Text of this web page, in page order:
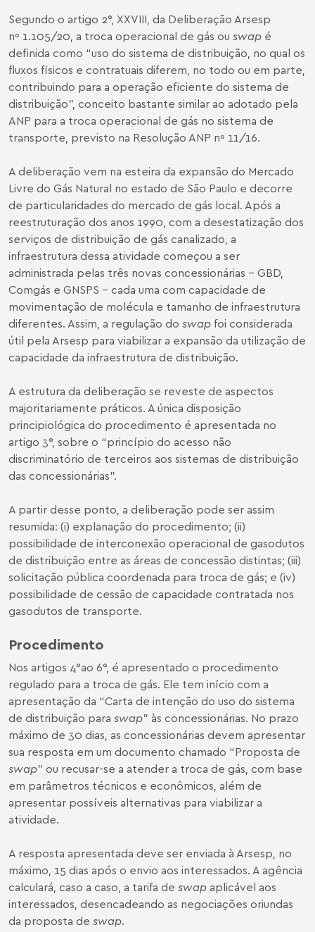
Segundo o artigo 2°, XXVIII, da Deliberação Arsesp
nº 1.105/20, a troca operacional de gás ou swap é
definida como “uso do sistema de distribuição, no qual os
fluxos físicos e contratuais diferem, no todo ou em parte,
contribuindo para a operação eficiente do sistema de
distribuição”, conceito bastante similar ao adotado pela
ANP para a troca operacional de gás no sistema de
transporte, previsto na Resolução ANP nº 11/16.
A deliberação vem na esteira da expansão do Mercado
Livre do Gás Natural no estado de São Paulo e decorre
de particularidades do mercado de gás local. Após a
reestruturação dos anos 1990, com a desestatização dos
serviços de distribuição de gás canalizado, a
infraestrutura dessa atividade começou a ser
administrada pelas três novas concessionárias – GBD,
Comgás e GNSPS – cada uma com capacidade de
movimentação de molécula e tamanho de infraestrutura
diferentes. Assim, a regulação do swap foi considerada
útil pela Arsesp para viabilizar a expansão da utilização de
capacidade da infraestrutura de distribuição.
A estrutura da deliberação se reveste de aspectos
majoritariamente práticos. A única disposição
principiológica do procedimento é apresentada no
artigo 3°, sobre o “princípio do acesso não
discriminatório de terceiros aos sistemas de distribuição
das concessionárias”.
A partir desse ponto, a deliberação pode ser assim
resumida: (i) explanação do procedimento; (ii)
possibilidade de interconexão operacional de gasodutos
de distribuição entre as áreas de concessão distintas; (iii)
solicitação pública coordenada para troca de gás; e (iv)
possibilidade de cessão de capacidade contratada nos
gasodutos de transporte.
Procedimento
Nos artigos 4°ao 6°, é apresentado o procedimento
regulado para a troca de gás. Ele tem início com a
apresentação da “Carta de intenção do uso do sistema
de distribuição para swap” às concessionárias. No prazo
máximo de 30 dias, as concessionárias devem apresentar
sua resposta em um documento chamado “Proposta de
swap” ou recusar-se a atender a troca de gás, com base
em parâmetros técnicos e econômicos, além de
apresentar possíveis alternativas para viabilizar a
atividade.
A resposta apresentada deve ser enviada à Arsesp, no
máximo, 15 dias após o envio aos interessados. A agência
calculará, caso a caso, a tarifa de swap aplicável aos
interessados, desencadeando as negociações oriundas
da proposta de swap.